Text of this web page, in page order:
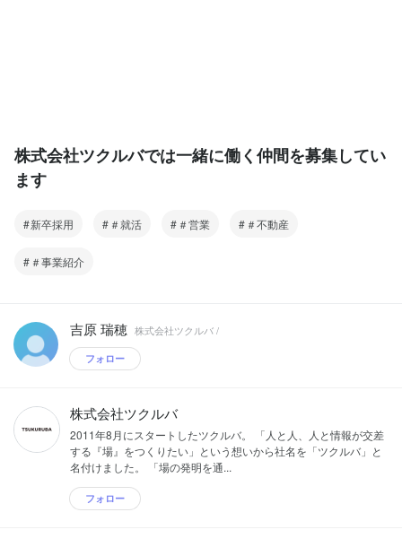
株式会社ツクルバでは一緒に働く仲間を募集してい
ます
新卒採用 ＃就活 ＃営業 ＃不動産
＃事業紹介
吉原 瑞穂 株式会社ツクルバ /
フォロー
株式会社ツクルバ
2011年8月にスタートしたツクルバ。 「人と人、人と情報が交差
する『場』をつくりたい」という想いから社名を「ツクルバ」と
名付けました。 「場の発明を通...
フォロー